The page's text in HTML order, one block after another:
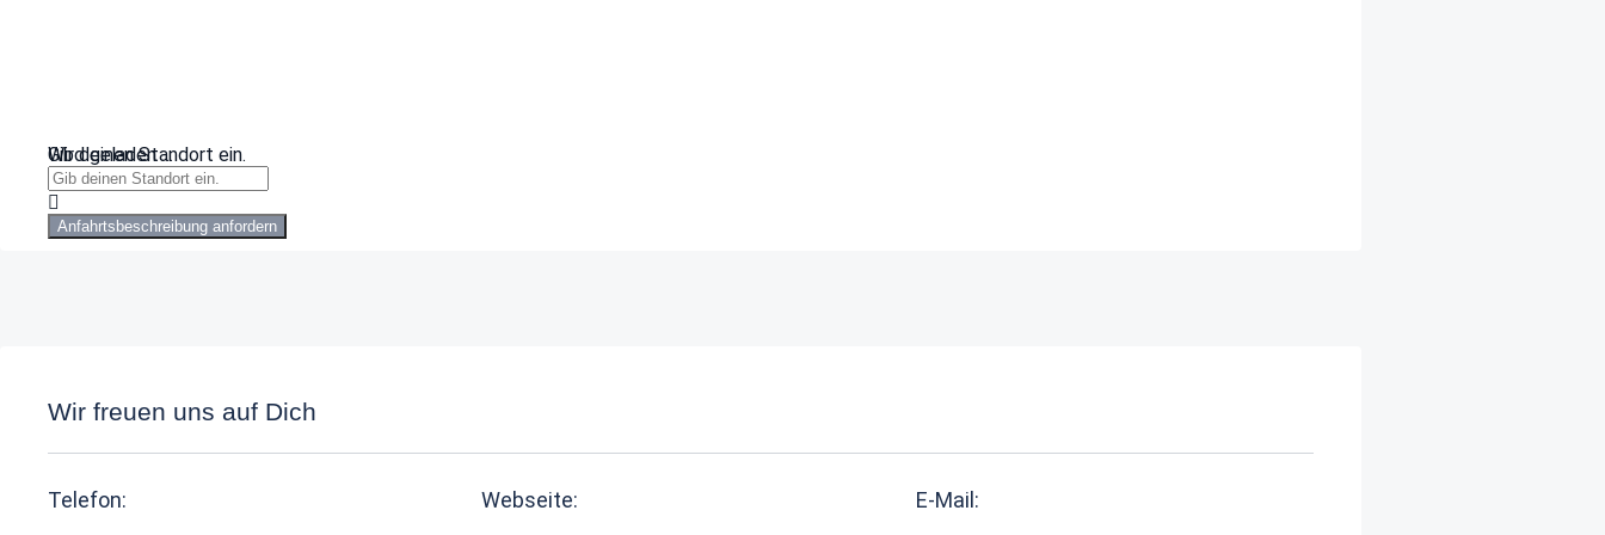
Wird geladen …
Gib deinen Standort ein.
Anfahrtsbeschreibung anfordern
Wir freuen uns auf Dich
Telefon: Webseite: E-Mail: